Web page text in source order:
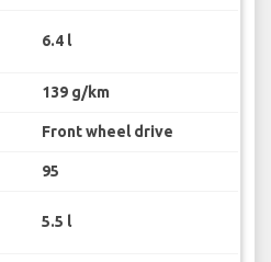
6.4 l
139 g/km
Front wheel drive
95
5.5 l